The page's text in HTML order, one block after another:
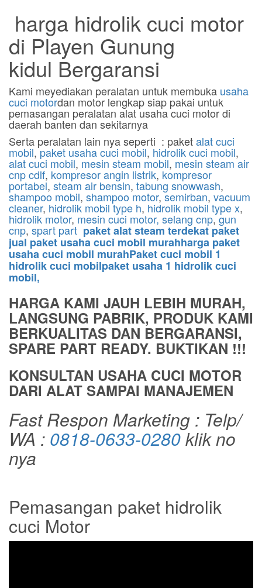
harga hidrolik cuci motor
di Playen Gunung
kidul Bergaransi
Kami meyediakan peralatan untuk membuka usaha
cuci motordan motor lengkap siap pakai untuk
pemasangan peralatan alat usaha cuci motor di
daerah banten dan sekitarnya
Serta peralatan lain nya seperti : paketalat cuci
mobil,paket usaha cuci mobil, hidrolik cuci mobil,
alat cuci mobil, mesin steam mobil, mesin steam air
cnp cdlf, kompresor angin listrik, kompresor
portabel, steam air bensin, tabung snowwash,
shampoo mobil, shampoo motor,semirban, vacuum
cleaner, hidrolik mobil type h, hidrolik mobil type x,
hidrolik motor, mesin cuci motor, selang cnp,gun
cnp, spart part paket alat steam terdekat paket
jual paket usaha cuci mobil murahharga paket
usaha cuci mobil murahPaket cuci mobil 1
hidrolik cuci mobilpaket usaha 1 hidrolik cuci
mobil,
HARGA KAMI JAUH LEBIH MURAH,
LANGSUNG PABRIK, PRODUK KAMI
BERKUALITAS DAN BERGARANSI,
SPARE PART READY. BUKTIKAN !!!
KONSULTAN USAHA CUCI MOTOR
DARI ALAT SAMPAI MANAJEMEN
Fast Respon Marketing : Telp/
WA : 0818-0633-0280klik no
nya
Pemasangan paket hidrolik
cuci Motor